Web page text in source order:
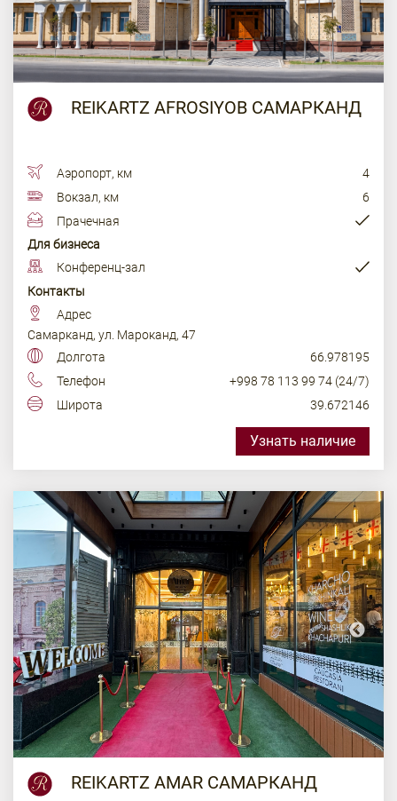
REIKARTZ AFROSIYOB САМАРКАНД
Аэропорт, км
4
Вокзал, км
6
Прачечная
Для бизнеса
Конференц-зал
Контакты
Адрес
Самарканд, ул. Мароканд, 47
Долгота
66.978195
Телефон
+998 78 113 99 74 (24/7)
Широта
39.672146
Узнать наличие
REIKARTZ AMAR САМАРКАНД